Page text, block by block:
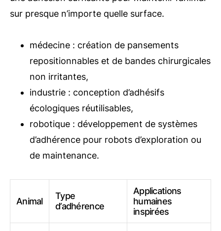
sur presque n’importe quelle surface.
médecine : création de pansements
repositionnables et de bandes chirurgicales
non irritantes,
industrie : conception d’adhésifs
écologiques réutilisables,
robotique : développement de systèmes
d’adhérence pour robots d’exploration ou
de maintenance.
Animal
Type
d’adhérence
Applications
humaines
inspirées